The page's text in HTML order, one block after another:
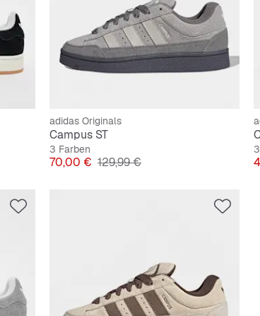
adidas Originals
Campus ST
3 Farben
Preis
70,00 € Originalpreis
129,99 €